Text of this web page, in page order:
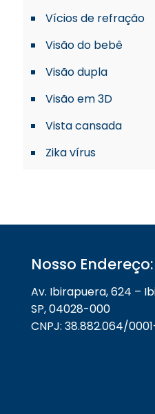
Vícios de refração
Visão do bebê
Visão dupla
Visão em 3D
Vista cansada
Zika vírus
Nosso Endereço:
Av. Ibirapuera, 624 –
SP, 04028-000
CNPJ: 38.882.064/